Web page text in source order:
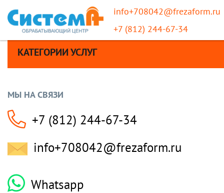
info+708042@frezaform.ru
+7 (812) 244-67-34
КАТЕГОРИИ УСЛУГ
МЫ НА СВЯЗИ
+7 (812) 244-67-34
info+708042@frezaform.ru
Whatsapp